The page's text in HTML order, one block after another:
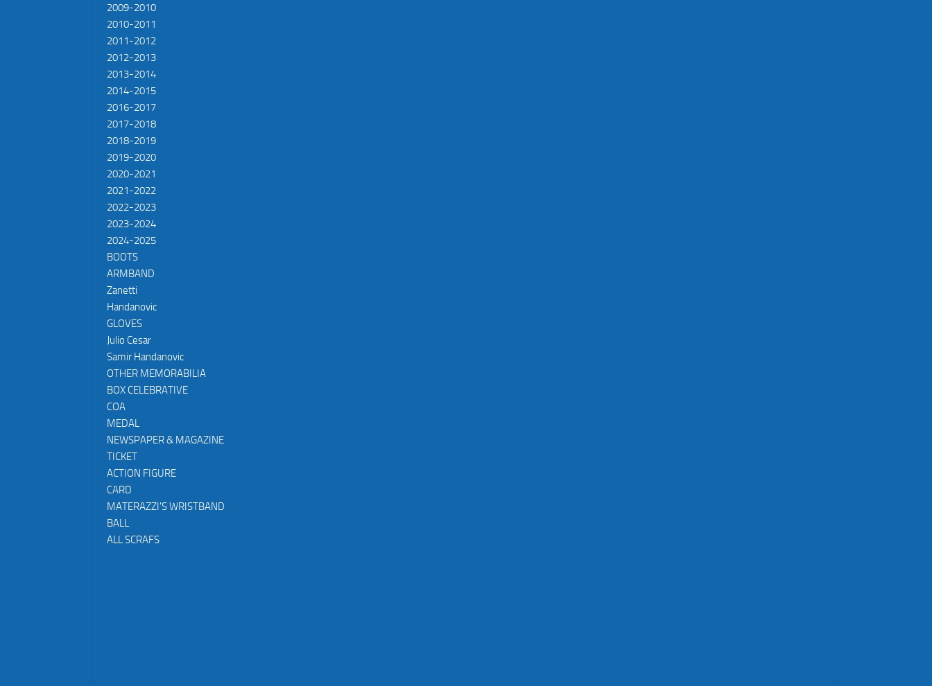
2009-2010
2010-2011
2011-2012
2012-2013
2013-2014
2014-2015
2016-2017
2017-2018
2018-2019
2019-2020
2020-2021
2021-2022
2022-2023
2023-2024
2024-2025
BOOTS
ARMBAND
Zanetti
Handanovic
GLOVES
Julio Cesar
Samir Handanovic
OTHER MEMORABILIA
BOX CELEBRATIVE
COA
MEDAL
NEWSPAPER & MAGAZINE
TICKET
ACTION FIGURE
CARD
MATERAZZI'S WRISTBAND
BALL
ALL SCRAFS